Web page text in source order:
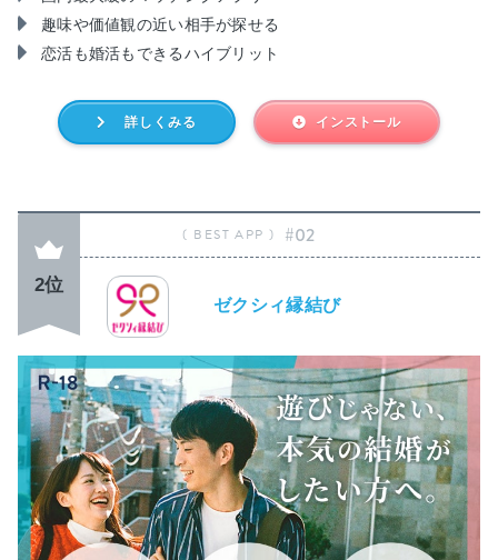
趣味や価値観の近い相手が探せる
恋活も婚活もできるハイブリット
詳しくみる インストール
2位
#02
ゼクシィ縁結び